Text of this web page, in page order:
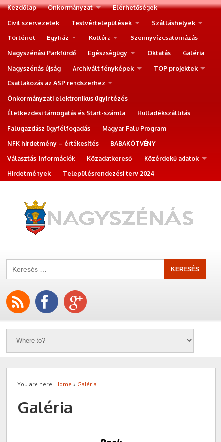
Kezdőlap Önkormányzat
Elérhetőségek
Civil szervezetek
Testvértelepülések
Szálláshelyek
Történet
Egyház Kultúra
Szennyvízcsatornázás
Nagyszénási Parkfürdő
Egészségügy Oktatás
Galéria
Nagyszénás újság
Archivált fényképek
TOP projektek
Csatlakozás az ASP rendszerhez
Önkormányzati elektronikus ügyintézés
Életkezdési támogatás és Start-számla
Hulladékszállítás
Falugazdász ügyfélfogadás
Magyar Falu Program
NFK hirdetmény – értékesítés
BABAKÖTVÉNY
Választási információk
Közadatkereső
Közérdekű adatok
Hirdetmények
Településrendezési terv 2024
You are here: Home » Galéria
Galéria